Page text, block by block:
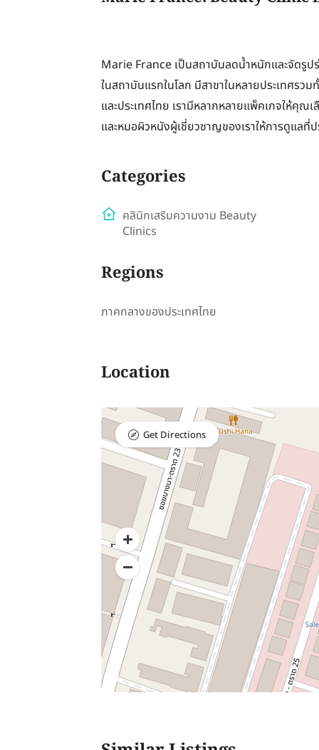
Marie France เป็นสถาบันลดน้ำหนักและจัดรูป
ในสถาบันแรกในโลก มีสาขาในหลายประเทศรว
และประเทศไทย เรามีหลากหลายแพ็คเกจให้คุณ
และหมอผิวหนังผู้เชี่ยวชาญของเราให้การดูแลที่
Categories
คลินิกเสริมความงาม Beauty
Clinics
Regions
ภาคกลางของประเทศไทย
Location
Get Directions